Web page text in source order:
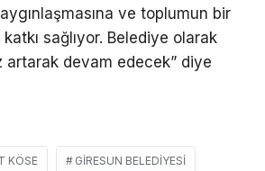
ve toplumun bir
sağlıyor. Belediye olarak
artarak devam edecek” diye
KÖSE GIRESUN BELEDIYESI